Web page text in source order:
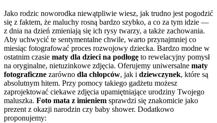
Jako rodzic noworodka niewątpliwie wiesz, jak trudno jest pogodzić
się z faktem, że maluchy rosną bardzo szybko, a co za tym idzie —
z dnia na dzień zmieniają się ich rysy twarzy, a także zachowania.
Aby uchwycić te sentymentalne chwile, warto przynajmniej co
miesiąc fotografować proces rozwojowy dziecka. Bardzo modne w
ostatnim czasie maty dla dzieci na podłogę to rewelacyjny pomysł
na oryginalne, nietuzinkowe zdjęcia. Oferujemy uniwersalne maty
fotograficzne zarówno dla chłopców, jak i dziewczynek, które są
absolutnym hitem. Przy pomocy takiego gadżetu możesz
zaprojektować ciekawe zdjęcia upamiętniające urodziny Twojego
maluszka. Foto mata z imieniem sprawdzi się znakomicie jako
prezent z okazji narodzin czy baby shower. Dodatkowo
proponujemy: